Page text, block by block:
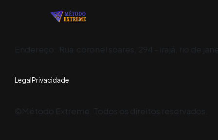
LegalPrivacidade